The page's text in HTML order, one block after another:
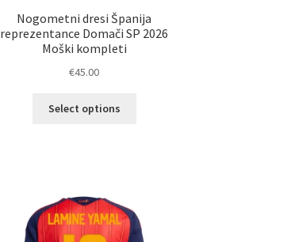
Nogometni dresi Španija
reprezentance Domači SP 2026
Moški kompleti
€45.00
Select options
izberete